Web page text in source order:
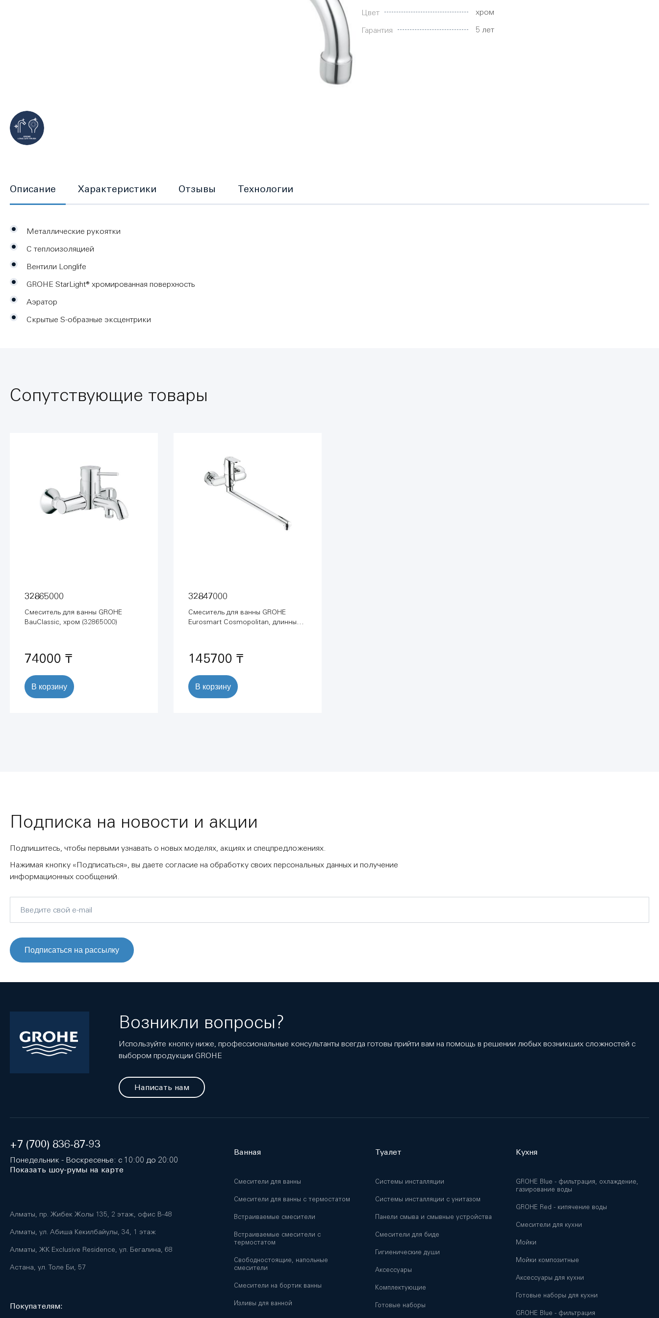
началу
галереи
изображений
Цвет хром
Гарантия 5 лет
Описание
Металлические рукоятки
С теплоизоляцией
Вентили Longlife
GROHE StarLight® хромированная поверхность
Аэратор
Скрытые S-образные эксцентрики
Характеристики Отзывы Технологии
Сопутствующие товары
32865000
Смеситель для ванны GROHE
BauClassic, хром (32865000)
74000 ₸
В корзину
32847000
Смеситель для ванны GROHE
Eurosmart Cosmopolitan, длинный
145700 ₸
В корзину
Подписка на новости и акции
Подпишитесь, чтобы первыми узнавать о новых моделях, акциях и спецпредложениях.
Нажимая кнопку «Подписаться», вы даете согласие на обработку своих персональных данных и получение
информационных сообщений.
Подписаться на рассылку
Возникли вопросы?
Используйте кнопку ниже, профессиональные консультанты всегда готовы прийти вам на помощь в решении любых возникших сложностей с
выбором продукции GROHE
Написать нам
+7 (700) 836-87-93
Понедельник - Воскресенье: с 10:00 до 20:00
Показать шоу-румы на карте
Алматы, пр. Жибек Жолы 135, 2 этаж, офис B-48
Алматы, ул. Абиша Кекилбайулы, 34, 1 этаж
Алматы, ЖК Exclusive Residence, ул. Бегалина, 68
Астана, ул. Толе Би, 57
Покупателям:
Ванная
Смесители для ванны
Смесители для ванны с термостатом
Встраиваемые смесители
Встраиваемые смесители с
термостатом
Свободностоящие, напольные
смесители
Смесители на бортик ванны
Изливы для ванной
Туалет
Системы инсталляции
Системы инсталляции с унитазом
Панели смыва и смывные устройства
Смесители для биде
Гигиенические души
Аксессуары
Комплектующие
Готовые наборы
Кухня
GROHE Blue - фильтрация, охлаждение,
газирование воды
GROHE Red - кипячение воды
Смесители для кухни
Мойки
Мойки композитные
Аксессуары для кухни
Готовые наборы для кухни
GROHE Blue - фильтрация